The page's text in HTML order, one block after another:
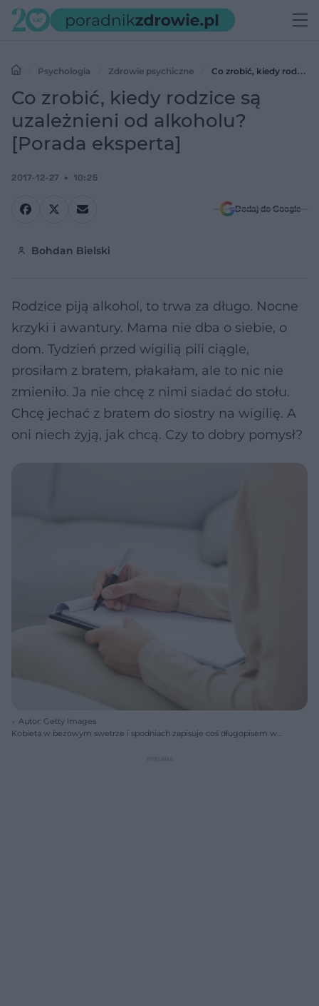
Psychologia Zdrowie psychiczne
Co zrobić, kiedy rodzice
są uzależnieni od alkoholu? [Porada eksperta]
Co zrobić, kiedy rodzice są
uzależnieni od alkoholu?
[Porada eksperta]
2017-12-27 10:25
Dodaj do Google
Bohdan Bielski
Rodzice piją alkohol, to trwa za długo. Nocne
krzyki i awantury. Mama nie dba o siebie, o
dom. Tydzień przed wigilią pili ciągle,
prosiłam z bratem, płakałam, ale to nic nie
zmieniło. Ja nie chcę z nimi siadać do stołu.
Chcę jechać z bratem do siostry na wigilię. A
oni niech żyją, jak chcą. Czy to dobry pomysł?
Autor: Getty Images
Kobieta w beżowym swetrze i spodniach zapisuje coś długopisem w
porady psychologiczne i walkę ze stresem, o czym przeczytasz więcej